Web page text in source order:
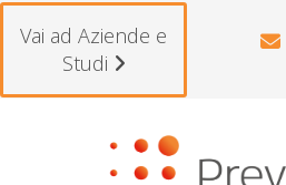
Vai ad Aziende e
Studi
Si avvisano gli